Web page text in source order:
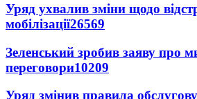
Уряд ухвалив зміни щодо
мобілізації26569
Зеленський зробив заяву про
переговори10209
Уряд змінив правила